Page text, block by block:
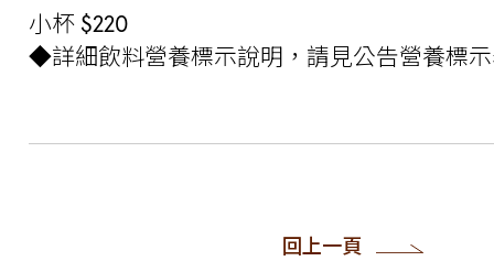
小杯 $220
◆詳細飲料營養標示說明，請見公告營養標
回上一頁